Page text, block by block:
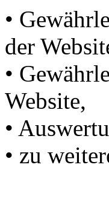
•
der
•
Website,
•
• zu